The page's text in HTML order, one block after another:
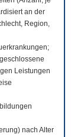
an der
Region,
Leistungen
nach Alter